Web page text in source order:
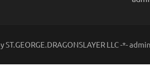
LLC -*-